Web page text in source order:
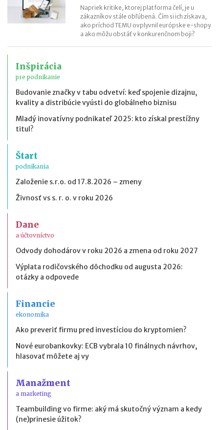
Napriek kritike, ktorej platforma čelí, je u
zákazníkov stále obľúbená. Čím si ich získava,
ako príchod TEMU ovplyvnil európske e-shopy
a ako môžu obstáť v konkurenčnom boji?
Inšpirácia
pre podnikanie
Budovanie značky v tabu odvetví: keď spojenie dizajnu,
kvality a distribúcie vyústi do globálneho biznisu
Mladý inovatívny podnikateľ 2025: kto získal prestížny
titul?
Štart
podnikania
Založenie s.r.o. od 17.8.2026 – zmeny
Živnosť vs s. r. o. v roku 2026
Dane
a účtovníctvo
Odvody dohodárov v roku 2026 a zmena od roku 2027
Výplata rodičovského dôchodku od augusta 2026:
otázky a odpovede
Financie
ekonomika
Ako preveriť firmu pred investíciou do kryptomien?
Nové eurobankovky: ECB vybrala 10 finálnych návrhov,
hlasovať môžete aj vy
Manažment
a marketing
Teambuilding vo firme: aký má skutočný význam a kedy
(ne)prinesie úžitok?